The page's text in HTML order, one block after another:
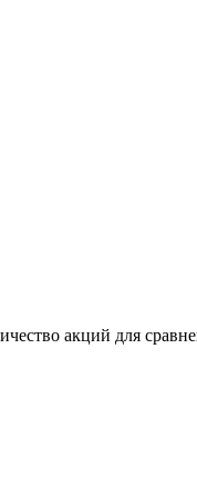
акций для